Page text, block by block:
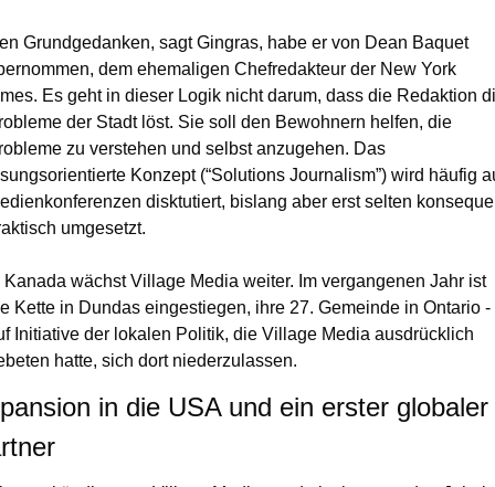
Grundgedanken, sagt Gingras, habe er von Dean Baquet
dem ehemaligen Chefredakteur der New York
Es geht in dieser Logik nicht darum, dass die Redaktion
der Stadt löst. Sie soll den Bewohnern helfen, die
zu verstehen und selbst anzugehen. Das
Konzept (“Solutions Journalism”) wird häufig
disktutiert, bislang aber erst selten
umgesetzt.
Kanada wächst Village Media weiter. Im vergangenen Jahr ist
Kette in Dundas eingestiegen, ihre 27. Gemeinde in Ontario -
Initiative der lokalen Politik, die Village Media ausdrücklich
hatte, sich dort niederzulassen.
in die USA und ein erster globaler